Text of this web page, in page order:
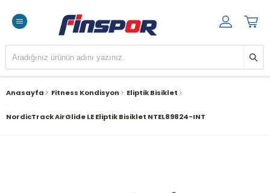
Anasayfa Fitness Kondisyon Eliptik Bisiklet
NordicTrack AirGlide LE Eliptik Bisiklet NTEL89824-INT